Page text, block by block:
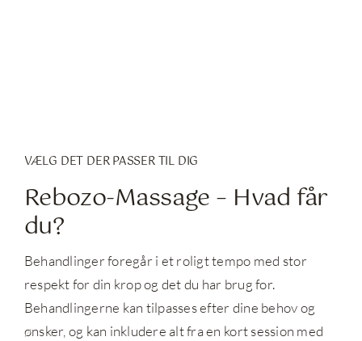
VÆLG DET DER PASSER TIL DIG
Rebozo-Massage – Hvad får
du?
Behandlinger foregår i et roligt tempo med stor
respekt for din krop og det du har brug for.
Behandlingerne kan tilpasses efter dine behov og
ønsker, og kan inkludere alt fra en kort session med